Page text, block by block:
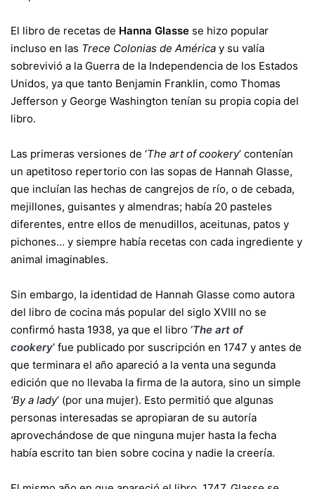
El libro de recetas de Hanna Glasse se hizo popular
incluso en las Trece Colonias de América y su valía
sobrevivió a la Guerra de la Independencia de los Estados
Unidos, ya que tanto Benjamin Franklin, como Thomas
Jefferson y George Washington tenían su propia copia del
libro.
Las primeras versiones de ‘The art of cookery’ contenían
un apetitoso repertorio con las sopas de Hannah Glasse,
que incluían las hechas de cangrejos de río, o de cebada,
mejillones, guisantes y almendras; había 20 pasteles
diferentes, entre ellos de menudillos, aceitunas, patos y
pichones… y siempre había recetas con cada ingrediente y
animal imaginables.
Sin embargo, la identidad de Hannah Glasse como autora
del libro de cocina más popular del siglo XVIII no se
confirmó hasta 1938, ya que el libro ‘The art of
cookery’ fue publicado por suscripción en 1747 y antes de
que terminara el año apareció a la venta una segunda
edición que no llevaba la firma de la autora, sino un simple
‘By a lady‘ (por una mujer). Esto permitió que algunas
personas interesadas se apropiaran de su autoría
aprovechándose de que ninguna mujer hasta la fecha
había escrito tan bien sobre cocina y nadie la creería.